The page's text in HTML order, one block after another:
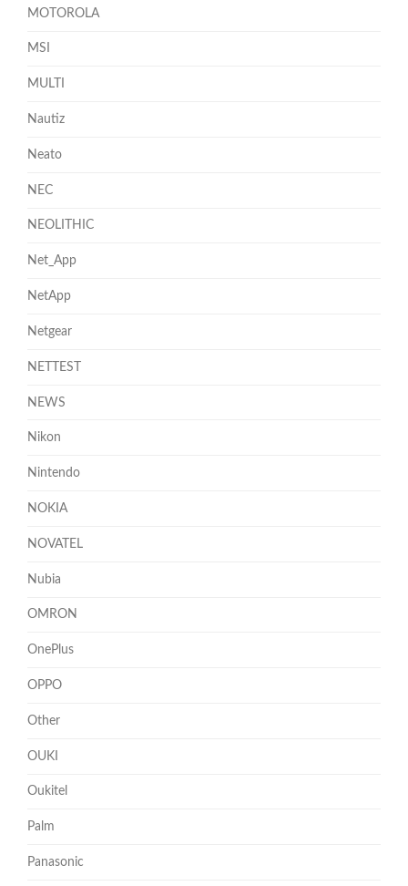
MOTOROLA
MSI
MULTI
Nautiz
Neato
NEC
NEOLITHIC
Net_App
NetApp
Netgear
NETTEST
NEWS
Nikon
Nintendo
NOKIA
NOVATEL
Nubia
OMRON
OnePlus
OPPO
Other
OUKI
Oukitel
Palm
Panasonic